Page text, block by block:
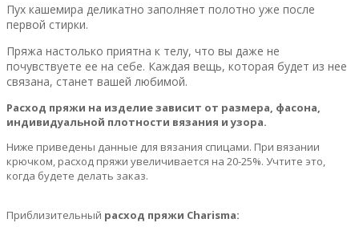
Пух кашемира деликатно заполняет полотно уже после
первой стирки.
Пряжа настолько приятна к телу, что вы даже не
почувствуете ее на себе. Каждая вещь, которая будет из нее
связана, станет вашей любимой.
Расход пряжи на изделие зависит от размера, фасона,
индивидуальной плотности вязания и узора.
Ниже приведены данные для вязания спицами. При вязании
крючком, расход пряжи увеличивается на 20-25%. Учтите это,
когда будете делать заказ.
Приблизительный расход пряжи Charisma: